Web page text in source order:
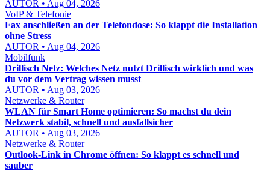
AUTOR • Aug 04, 2026
VoIP & Telefonie
Fax anschließen an der Telefondose: So klappt die Installation
ohne Stress
AUTOR • Aug 04, 2026
Mobilfunk
Drillisch Netz: Welches Netz nutzt Drillisch wirklich und was
du vor dem Vertrag wissen musst
AUTOR • Aug 03, 2026
Netzwerke & Router
WLAN für Smart Home optimieren: So machst du dein
Netzwerk stabil, schnell und ausfallsicher
AUTOR • Aug 03, 2026
Netzwerke & Router
Outlook-Link in Chrome öffnen: So klappt es schnell und
sauber